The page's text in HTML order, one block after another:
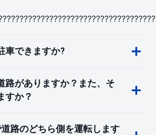
車できますか?
路がありますか？また、そ
すか？
路のどちら側を運転します